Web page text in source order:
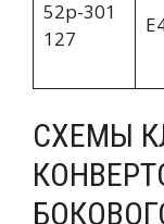
52p-301
127
СХЕМЫ